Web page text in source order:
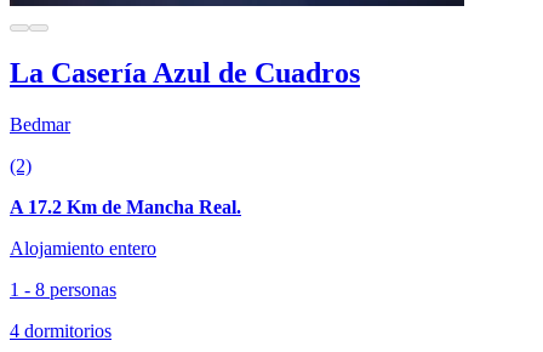
La Casería Azul de Cuadros
Bedmar
(2)
A 17.2 Km de Mancha Real.
Alojamiento entero
1 - 8 personas
4 dormitorios